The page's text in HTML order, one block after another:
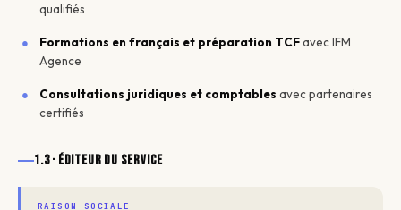
qualifiés
Formations en français et préparation TCFavec IFM
Agence
Consultations juridiques et comptables avec partenaires
certifiés
1.3 · Éditeur du service
RAISON SOCIALE